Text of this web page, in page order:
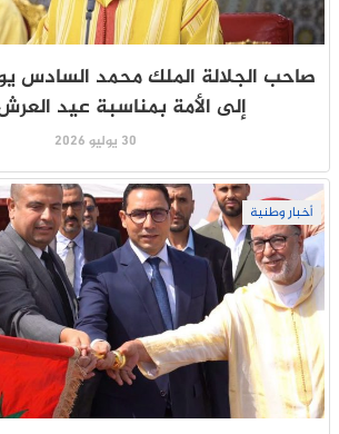
صاحب الجلالة الملك محمد السادس
إلى الأمة بمناسبة عيد
30 يوليو 2026
أخبار وطنية